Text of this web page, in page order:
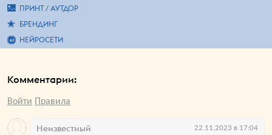
ПРИНТ / АУТДОР
БРЕНДИНГ
НЕЙРОСЕТИ
Комментарии:
Войти Правила
Неизвестный 22.11.2023 в 17:04